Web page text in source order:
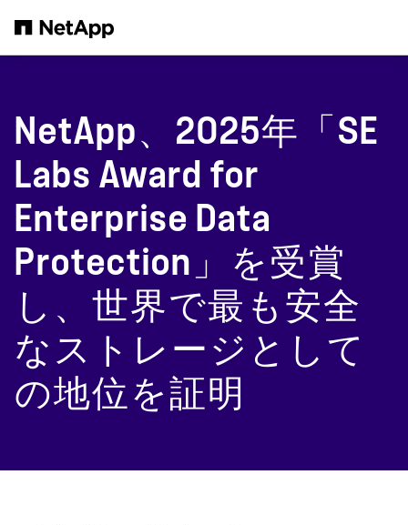
NetApp、2025年「SE
Labs Award for
Enterprise Data
Protection」を受賞
し、世界で最も安全
なストレージとして
の地位を証明